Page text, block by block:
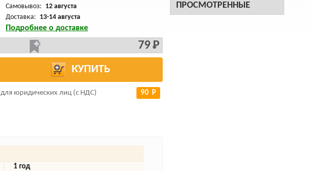
ПРОСМОТРЕННЫЕ
Самовывоз: 12 августа
Доставка: 13-14 августа
Подробнее о доставке
79 Р
КУПИТЬ
для юридических лиц (с НДС) 90 Р
1 год